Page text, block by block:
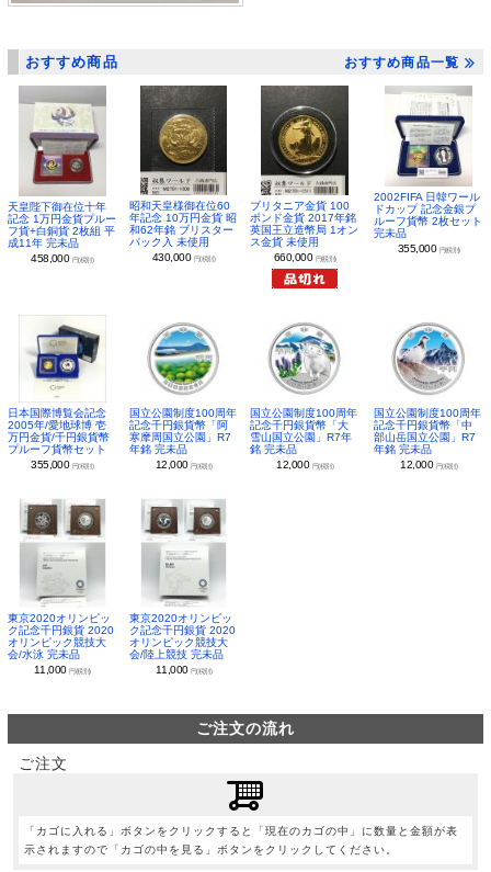
おすすめ商品 おすすめ商品一覧
天皇陛下御在位十年
記念 1万円金貨プルー
フ貨+白銅貨 2枚組 平
成11年 完未品
458,000 円(税別)
昭和天皇様御在位60
年記念 10万円金貨 昭
和62年銘 ブリスター
パック入 未使用
430,000 円(税別)
ブリタニア金貨 100
ポンド金貨 2017年銘
英国王立造幣局 1オン
ス金貨 未使用
660,000 円(税別)
2002FIFA 日韓ワール
ドカップ 記念金銀プ
ルーフ貨幣 2枚セット
完未品
355,000 円(税別)
日本国際博覧会記念
2005年/愛地球博 壱
万円金貨/千円銀貨幣
プルーフ貨幣セット
355,000 円(税別)
国立公園制度100周年
記念千円銀貨幣「阿
寒摩周国立公園」R7
年銘 完未品
12,000 円(税別)
国立公園制度100周年
記念千円銀貨幣「大
雪山国立公園」R7年
銘 完未品
12,000 円(税別)
国立公園制度100周年
記念千円銀貨幣「中
部山岳国立公園」R7
年銘 完未品
12,000 円(税別)
東京2020オリンピッ
ク記念千円銀貨 2020
オリンピック競技大
会/水泳 完未品
11,000円(税別)
東京2020オリンピッ
ク記念千円銀貨 2020
オリンピック競技大
会/陸上競技 完未品
11,000 円(税別)
ご注文の流れ
ご注文
「カゴに入れる」ボタンをクリックすると「現在のカゴの中」に数量と金額が表
示されますので「カゴの中を見る」ボタンをクリックしてください。